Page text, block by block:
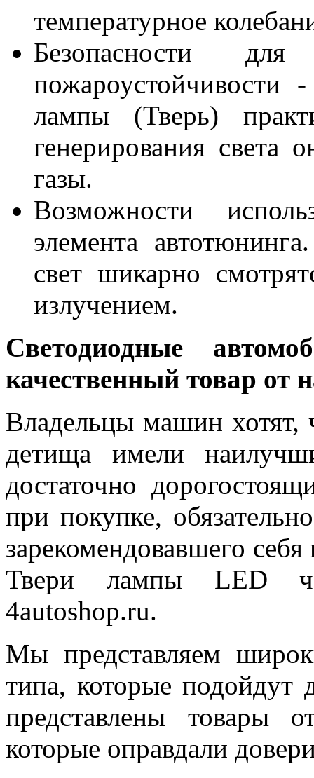
температурное
Безопасности
пожароустойчивости
лампы (Тверь)
генерирования света
газы.
Возможности
элемента
свет шикарно
излучением.
Светодиодные
качественный товар от
Владельцы машин хотят,
детища имели
достаточно
при покупке,
зарекомендовавшего
Твери лампы LED
4autoshop.ru.
Мы представляем
типа, которые подойдут
представлены товары
которые оправдали